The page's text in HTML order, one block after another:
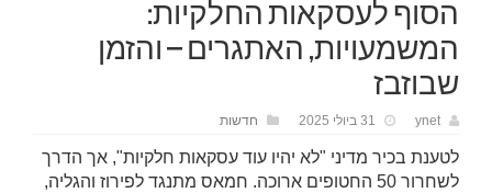
הסוף לעסקאות החלקיות:
המשמעויות, האתגרים – והזמן
שבוזבז
ynet 31 ביולי 2025 חדשות
לטענת בכיר מדיני "לא יהיו עוד עסקאות חלקיות", אך הדרך
לשחרור 50 החטופים ארוכה. חמאס מתנגד לפירוז והגליה,